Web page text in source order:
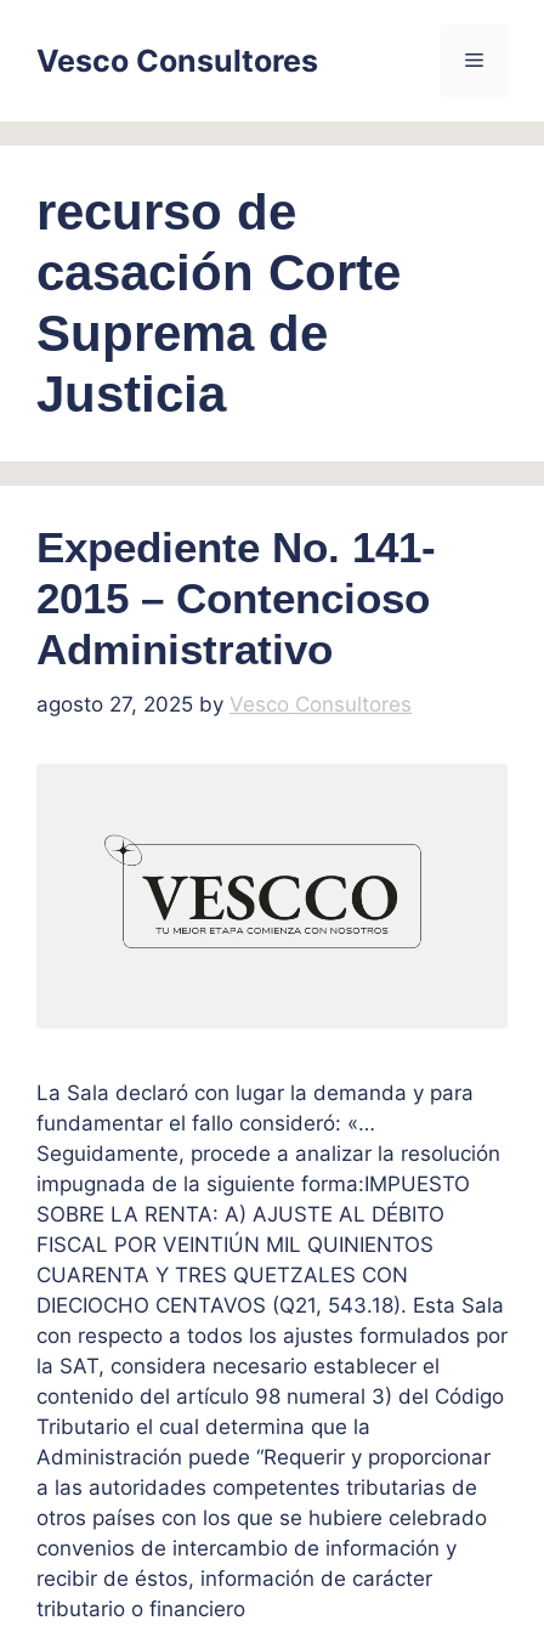
contentVesco Consultores Menu
recurso de
casación Corte
Suprema de
Justicia
Expediente No. 141-
2015 – Contencioso
Administrativo
agosto 27, 2025 by Vesco Consultores
La Sala declaró con lugar la demanda y para
fundamentar el fallo consideró: «…
Seguidamente, procede a analizar la resolución
impugnada de la siguiente forma:IMPUESTO
SOBRE LA RENTA: A) AJUSTE AL DÉBITO
FISCAL POR VEINTIÚN MIL QUINIENTOS
CUARENTA Y TRES QUETZALES CON
DIECIOCHO CENTAVOS (Q21, 543.18). Esta Sala
con respecto a todos los ajustes formulados por
la SAT, considera necesario establecer el
contenido del artículo 98 numeral 3) del Código
Tributario el cual determina que la
Administración puede “Requerir y proporcionar
a las autoridades competentes tributarias de
otros países con los que se hubiere celebrado
convenios de intercambio de información y
recibir de éstos, información de carácter
tributario o financiero